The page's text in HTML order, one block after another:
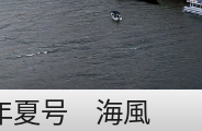
夏号 海風